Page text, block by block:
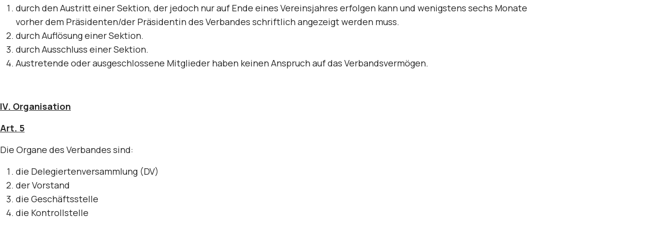
durch den Austritt einer Sektion, der jedoch nur auf Ende eines Vereinsjahres erfolgen kann und wenigstens sechs Monate
vorher dem Präsidenten/der Präsidentin des Verbandes schriftlich angezeigt werden muss.
durch Auflösung einer Sektion.
durch Ausschluss einer Sektion.
Austretende oder ausgeschlossene Mitglieder haben keinen Anspruch auf das Verbandsvermögen.
IV. Organisation
Art. 5
Die Organe des Verbandes sind:
die Delegiertenversammlung (DV)
der Vorstand
die Geschäftsstelle
die Kontrollstelle